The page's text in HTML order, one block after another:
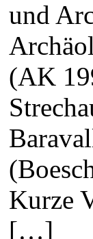
und
(AK
Kurze
[…]